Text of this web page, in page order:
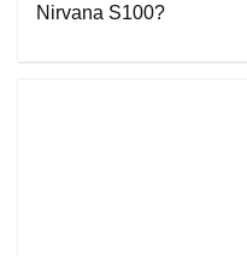
Nirvana S100?